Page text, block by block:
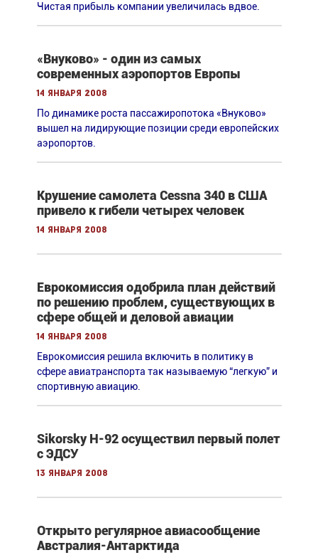
Чистая прибыль компании увеличилась вдвое.
«Внуково» - один из самых
современных аэропортов Европы
14 января 2008
По динамике роста пассажиропотока «Внуково»
вышел на лидирующие позиции среди европейских
аэропортов.
Крушение самолета Cessna 340 в США
привело к гибели четырех человек
14 января 2008
Еврокомиссия одобрила план действий
по решению проблем, существующих в
сфере общей и деловой авиации
14 января 2008
Еврокомиссия решила включить в политику в
сфере авиатранспорта так называемую “легкую” и
спортивную авиацию.
Sikorsky H-92 осуществил первый полет
с ЭДСУ
13 января 2008
Открыто регулярное авиасообщение
Австралия-Антарктида